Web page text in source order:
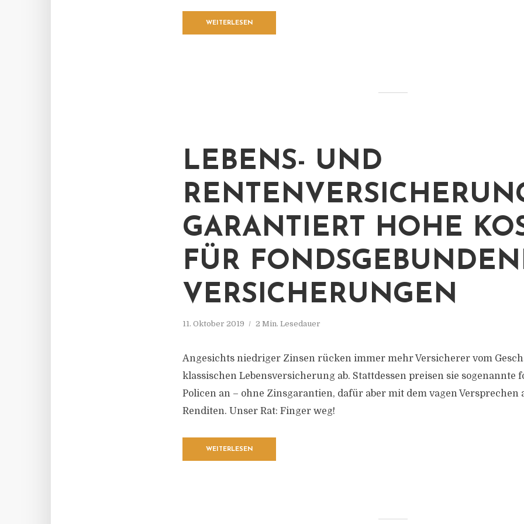
WEITERLESEN
LEBENS- UND
GARANTIERT HOHE
FÜR
VERSICHERUNGEN
11. Oktober 2019 2 Min. Lesedauer
Angesichts niedriger Zinsen rücken immer mehr Versicherer vom
klassischen Lebensversicherung ab. Stattdessen preisen sie sogenannte
Policen an – ohne Zinsgarantien, dafür aber mit dem vagen Versprechen
Renditen. Unser Rat: Finger weg!
WEITERLESEN